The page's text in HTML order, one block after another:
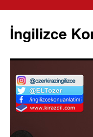
İngilizce